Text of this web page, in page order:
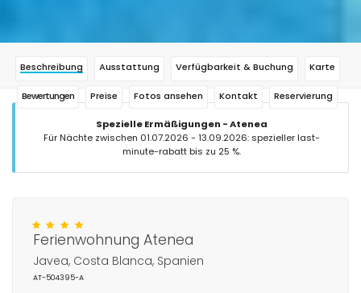
Beschreibung Ausstattung Verfügbarkeit & Buchung Karte
Bewertungen Preise Fotos ansehen Kontakt Reservierung
Spezielle Ermäßigungen - Atenea
Für Nächte zwischen 01.07.2026 - 13.09.2026: spezieller last-
minute-rabatt bis zu 25 %.
Ferienwohnung Atenea
Javea, Costa Blanca, Spanien
AT-504395-A